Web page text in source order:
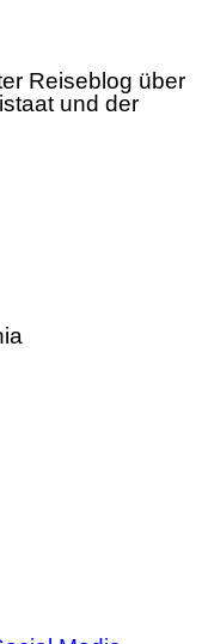
Reiseblog über
und der